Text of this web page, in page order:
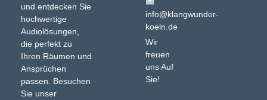
und entdecken Sie
hochwertige
Audiolösungen,
die perfekt zu
Ihren Räumen und
Ansprüchen
passen. Besuchen
Sie unser
info@klangwunder-
koeln.de
Wir
freuen
uns Auf
Sie!